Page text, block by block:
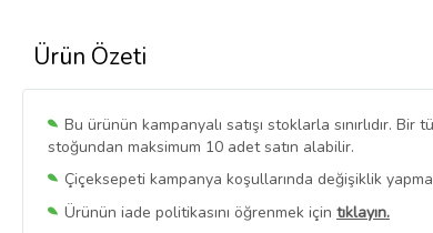
Ürün Özeti
Bu ürünün kampanyalı satışı stoklarla sınırlıdır. Bir
stoğundan maksimum 10 adet satın alabilir.
Çiçeksepeti kampanya koşullarında değişiklik yapma
Ürünün iade politikasını öğrenmek için tıklayın.